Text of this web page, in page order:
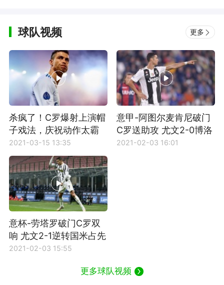
球队视频 更多
杀疯了！C罗爆射上演帽
子戏法，庆祝动作太霸
气
2021-03-15 13:35
意甲-阿图尔麦肯尼破门
C罗送助攻 尤文2-0博洛
尼亚
2021-02-03 16:01
意杯-劳塔罗破门C罗双
响 尤文2-1逆转国米占先
机
2021-02-03 15:55
更多球队视频